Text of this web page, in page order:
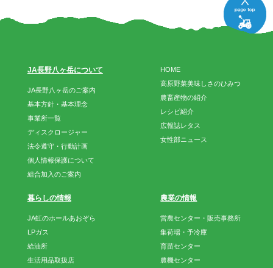
HOME
高原野菜美味しさのひみつ
農畜産物の紹介
レシピ紹介
広報誌レタス
女性部ニュース
JA長野八ヶ岳について
JA長野八ヶ岳のご案内
基本方針・基本理念
事業所一覧
ディスクロージャー
法令遵守・行動計画
個人情報保護について
組合加入のご案内
暮らしの情報
JA虹のホールあおぞら
LPガス
給油所
生活用品取扱店
農業の情報
営農センター・販売事務所
集荷場・予冷庫
育苗センター
農機センター